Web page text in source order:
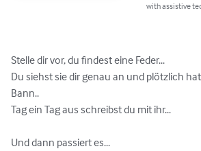
with assistive
Stelle dir vor, du findest eine Feder...
Du siehst sie dir genau an und plötzlich
Bann..
Tag ein Tag aus schreibst du mit ihr...
Und dann passiert es...